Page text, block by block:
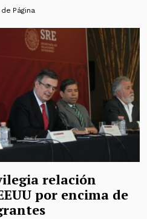
Página
relación
por encima de